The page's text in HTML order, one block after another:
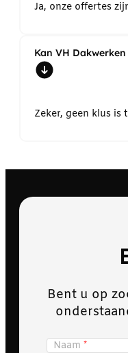
Ja, onze offertes
Kan VH
Zeker, geen klus
Bent u op
Naam